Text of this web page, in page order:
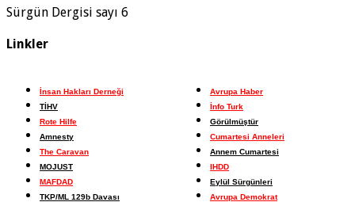
Sürgün Dergisi sayı 6
Linkler
İnsan Hakları Derneği
TİHV
Rote Hilfe
Amnesty
The Caravan
MOJUST
MAFDAD
TKP/ML 129b Davası
Avrupa Haber
İnfo Turk
Görülmüştür
Cumartesi Anneleri
Annem Cumartesi
IHDD
Eylül Sürgünleri
Avrupa Demokrat